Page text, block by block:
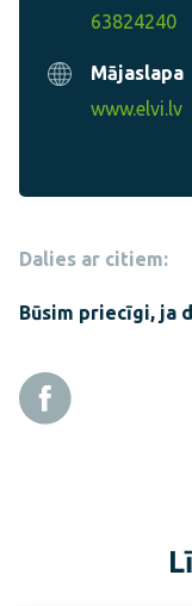
63824240
Mājaslapa
www.elvi.lv
Dalies ar citiem:
Būsim priecīgi, ja